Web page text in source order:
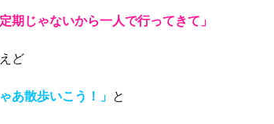
定期じゃないから一人で行ってきて」
ど
ゃあ散歩いこう！」 と